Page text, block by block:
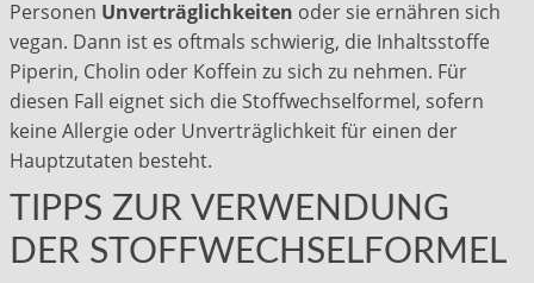
Personen Unverträglichkeiten oder sie ernähren sich
vegan. Dann ist es oftmals schwierig, die Inhaltsstoffe
Piperin, Cholin oder Koffein zu sich zu nehmen. Für
diesen Fall eignet sich die Stoffwechselformel, sofern
keine Allergie oder Unverträglichkeit für einen der
Hauptzutaten besteht.
TIPPS ZUR VERWENDUNG
DER STOFFWECHSELFORMEL